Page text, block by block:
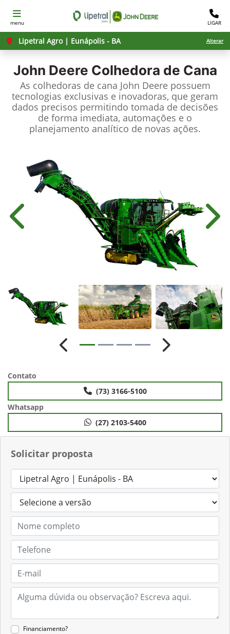
menu LIGAR
Lipetral Agro | Eunápolis - BA Alterar
John Deere Colhedora de Cana
As colhedoras de cana John Deere possuem
tecnologias exclusivas e inovadoras, que geram
dados precisos permitindo tomada de decisões
de forma imediata, automações e o
planejamento analítico de novas ações.
Solicitar proposta
Financiamento?
Anterior
Anterior Próximo
Contato
(73) 3166-5100
Whatsapp
(27) 2103-5400